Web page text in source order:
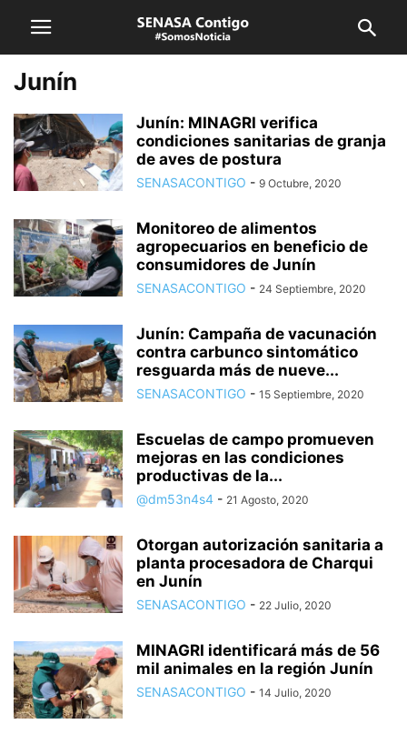
Junín
Junín: MINAGRI verifica
condiciones sanitarias de granja
de aves de postura
SENASACONTIGO - 9 Octubre, 2020
Monitoreo de alimentos
agropecuarios en beneficio de
consumidores de Junín
SENASACONTIGO - 24 Septiembre, 2020
Junín: Campaña de vacunación
contra carbunco sintomático
resguarda más de nueve...
SENASACONTIGO - 15 Septiembre, 2020
Escuelas de campo promueven
mejoras en las condiciones
productivas de la...
@dm53n4s4 - 21 Agosto, 2020
Otorgan autorización sanitaria a
planta procesadora de Charqui
en Junín
SENASACONTIGO - 22 Julio, 2020
MINAGRI identificará más de 56
mil animales en la región Junín
SENASACONTIGO - 14 Julio, 2020